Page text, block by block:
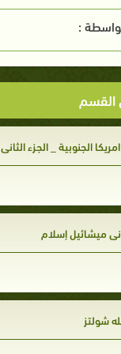
:
القسم
الجنوبية _ الجزء الثاني
ميشائيل إسلام
شولتز